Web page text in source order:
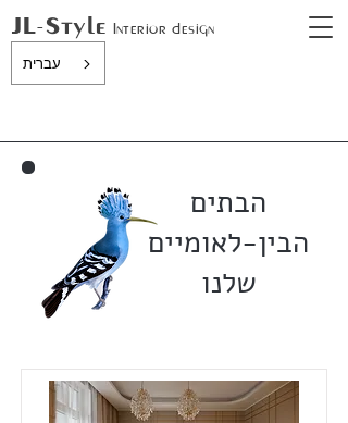
JL-Style Interior design
עברית
הבתים
הבין-לאומיים
שלנו